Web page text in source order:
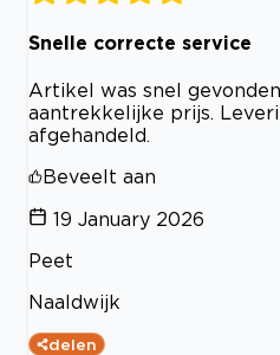
Snelle correcte service
Artikel was snel
aantrekkelijke prijs.
afgehandeld.
Beveelt aan
19 January 2026
Peet
Naaldwijk
delen